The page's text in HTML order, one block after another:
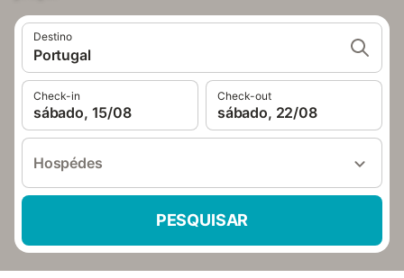
Destino
Portugal
Check-in
sábado, 15/08
Check-out
sábado, 22/08
Hospédes
PESQUISAR